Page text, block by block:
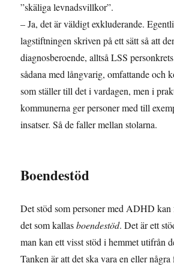
”skäliga levnadsvillkor”.
– Ja, det är väldigt exkluderande.
lagstiftningen skriven på ett sätt så att
diagnosberoende, alltså LSS
sådana med långvarig, omfattande och
som ställer till det i vardagen, men i
kommunerna ger personer med till
insatser. Så de faller mellan stolarna.
Boendestöd
Det stöd som personer med ADHD
det som kallasboendestöd. Det är ett
man kan ett visst stöd i hemmet utifrån
Tanken är att det ska vara en eller några